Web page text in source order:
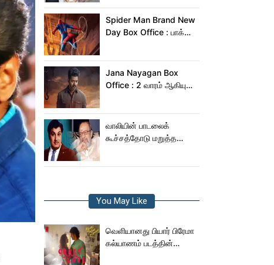
Spider Man Brand New
Day Box Office : பாக்ஸ்
டே!
Jana Nayagan Box
Office : 2 வாரம் ஆகியும்
வாலியின் பாடலைக்
கூச்சத்தோடு மறுத்த
You May Like
வெளியானது பியார் பிரேமா
கல்யாணம் படத்தின்